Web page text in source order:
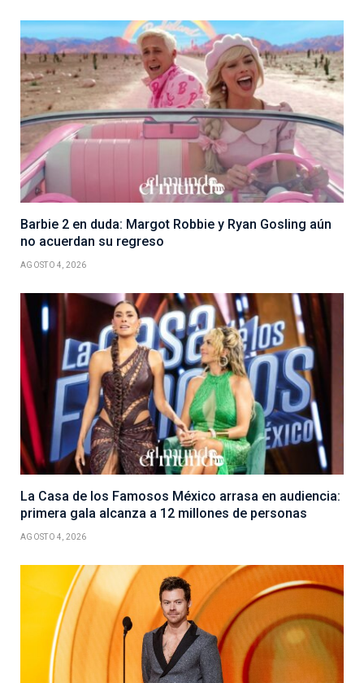
Barbie 2 en duda: Margot Robbie y Ryan Gosling aún
no acuerdan su regreso
AGOSTO 4, 2026
La Casa de los Famosos México arrasa en audiencia:
primera gala alcanza a 12 millones de personas
AGOSTO 4, 2026